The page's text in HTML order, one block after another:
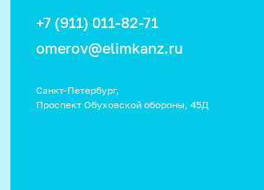
+7 (911) 011-82-71
omerov@elimkanz.ru
Санкт-Петербург,
Проспект Обуховской обороны, 45Д